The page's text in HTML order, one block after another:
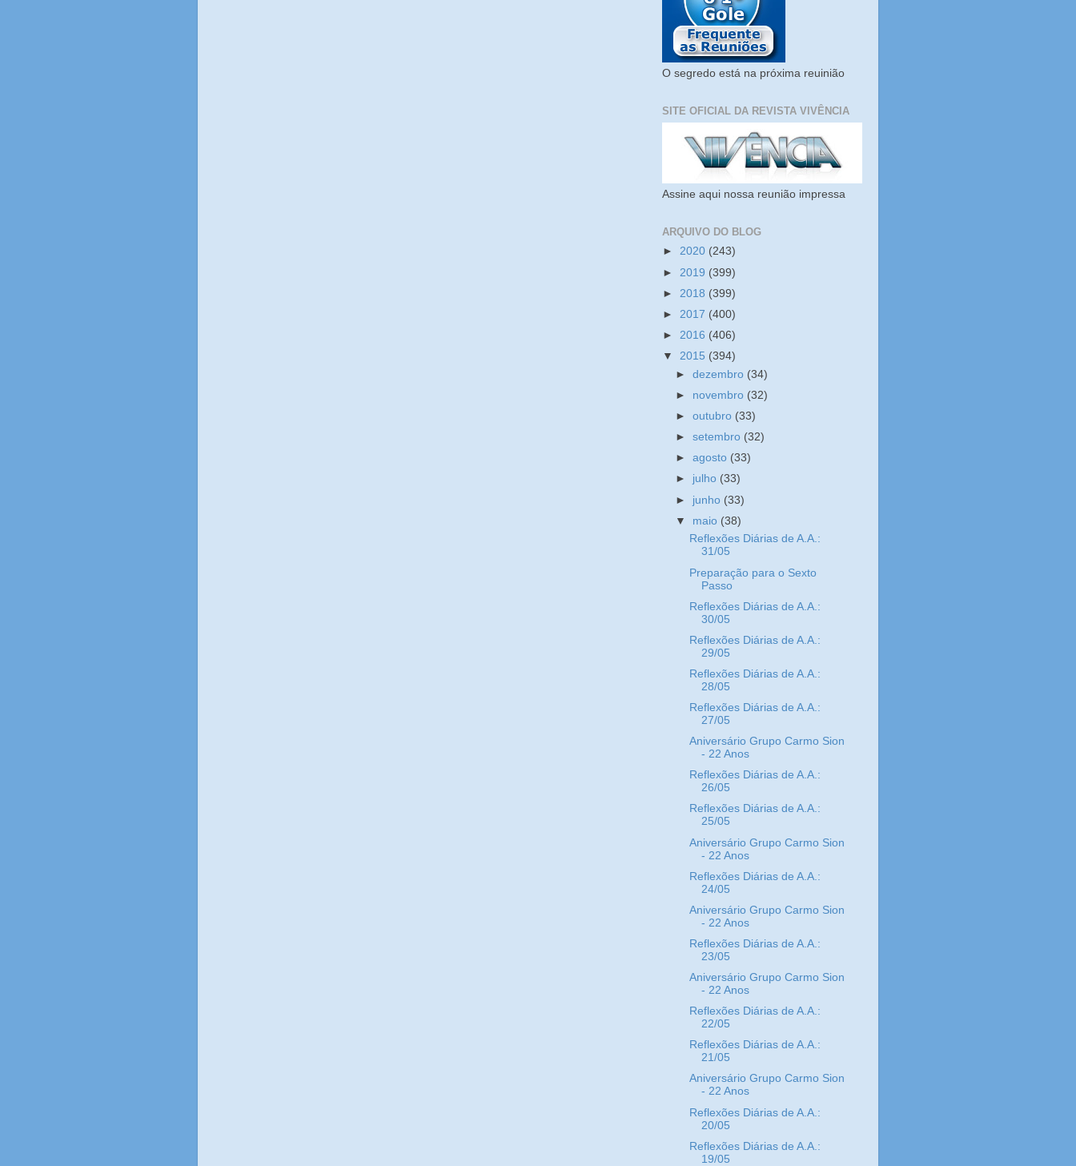
O segredo está na próxima reuinião
SITE OFICIAL DA REVISTA VIVÊNCIA
Assine aqui nossa reunião impressa
ARQUIVO DO BLOG
► 2020 (243)
► 2019 (399)
► 2018 (399)
► 2017 (400)
► 2016 (406)
▼ 2015 (394)
►dezembro (34)
► novembro (32)
►outubro (33)
►setembro (32)
►agosto (33)
► julho (33)
► junho (33)
▼ maio (38)
Reflexões Diárias de A.A.:
31/05
Preparação para o Sexto
Passo
Reflexões Diárias de A.A.:
30/05
Reflexões Diárias de A.A.:
29/05
Reflexões Diárias de A.A.:
28/05
Reflexões Diárias de A.A.:
27/05
Aniversário Grupo Carmo Sion
- 22 Anos
Reflexões Diárias de A.A.:
26/05
Reflexões Diárias de A.A.:
25/05
Aniversário Grupo Carmo Sion
- 22 Anos
Reflexões Diárias de A.A.:
24/05
Aniversário Grupo Carmo Sion
- 22 Anos
Reflexões Diárias de A.A.:
23/05
Aniversário Grupo Carmo Sion
- 22 Anos
Reflexões Diárias de A.A.:
22/05
Reflexões Diárias de A.A.:
21/05
Aniversário Grupo Carmo Sion
- 22 Anos
Reflexões Diárias de A.A.:
20/05
Reflexões Diárias de A.A.:
19/05